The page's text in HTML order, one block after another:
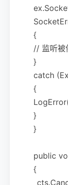
{
// 监听被
}
catch
{
}
}
public
{